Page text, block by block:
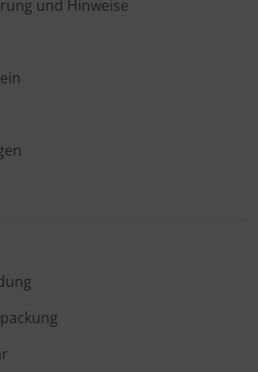
und Hinweise